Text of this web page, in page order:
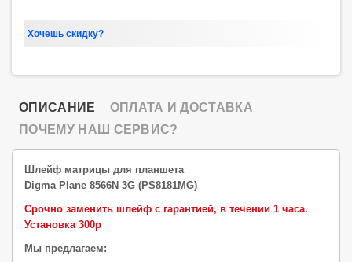
Хочешь скидку?
ОПИСАНИЕ
ОПЛАТА И ДОСТАВКА
ПОЧЕМУ НАШ СЕРВИС?
Шлейф матрицы для планшета
Digma Plane 8566N 3G (PS8181MG)
Срочно заменить шлейф с гарантией, в течении 1 часа.
Установка 300р
Мы предлагаем: